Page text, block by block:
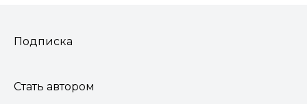
Подписка
Стать автором